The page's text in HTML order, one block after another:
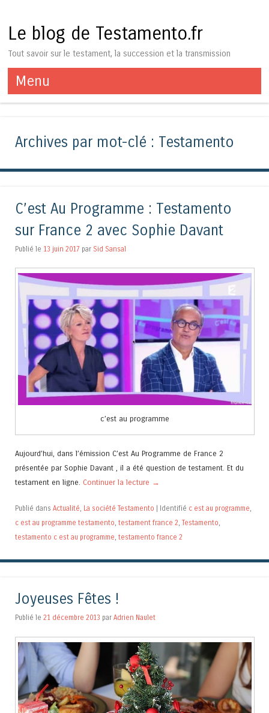
Le blog de Testamento.fr
Tout savoir sur le testament, la succession et la transmission
Menu
Aller au contenu
Archives par mot-clé : Testamento
C’est Au Programme : Testamento
sur France 2 avec Sophie Davant
Publié le 13 juin 2017 par Sid Sansal
c’est au programme
Aujourd’hui, dans l’émission C’est Au Programme de France 2
présentée par Sophie Davant , il a été question de testament. Et du
testament en ligne. Continuer la lecture →
Publié dans Actualité, La société Testamento Identifié c est au programme,
c est au programme testamento, testament france 2, Testamento,
testamento c est au programme, testamento france 2
Joyeuses Fêtes !
Publié le 21 décembre 2013 par Adrien Naulet